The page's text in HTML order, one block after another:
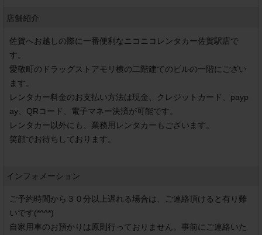
店舗紹介
佐賀へお越しの際に一番便利なニコニコレンタカー佐賀駅店で
す。
愛敬町のドラッグストアモリ横の二階建てのビルの一階にござい
ます。
レンタカー料金のお支払い方法は現金、クレジットカード、payp
ay、QRコード、電子マネー決済が可能です。
レンタカー以外にも、業務用レンタカーもございます。
笑顔でお待ちしております。
インフォメーション
ご予約時間から３０分以上遅れる場合は、ご連絡頂けると有り難
いです(*^^*)
自家用車のお預かりは原則行っておりません。事前にご連絡いた